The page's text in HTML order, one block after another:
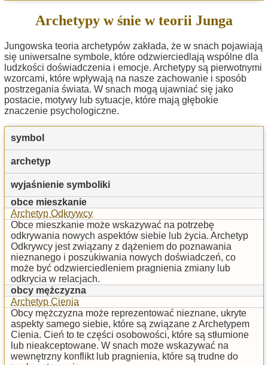
Archetypy w śnie w teorii Junga
Jungowska teoria archetypów zakłada, że w snach pojawiają
się uniwersalne symbole, które odzwierciedlają wspólne dla
ludzkości doświadczenia i emocje. Archetypy są pierwotnymi
wzorcami, które wpływają na nasze zachowanie i sposób
postrzegania świata. W snach mogą ujawniać się jako
postacie, motywy lub sytuacje, które mają głębokie
znaczenie psychologiczne.
symbol
archetyp
wyjaśnienie symboliki
obce mieszkanie
Archetyp Odkrywcy
Obce mieszkanie może wskazywać na potrzebę
odkrywania nowych aspektów siebie lub życia. Archetyp
Odkrywcy jest związany z dążeniem do poznawania
nieznanego i poszukiwania nowych doświadczeń, co
może być odzwierciedleniem pragnienia zmiany lub
odkrycia w relacjach.
obcy mężczyzna
Archetyp Cienia
Obcy mężczyzna może reprezentować nieznane, ukryte
aspekty samego siebie, które są związane z Archetypem
Cienia. Cień to te części osobowości, które są stłumione
lub nieakceptowane. W snach może wskazywać na
wewnętrzny konflikt lub pragnienia, które są trudne do